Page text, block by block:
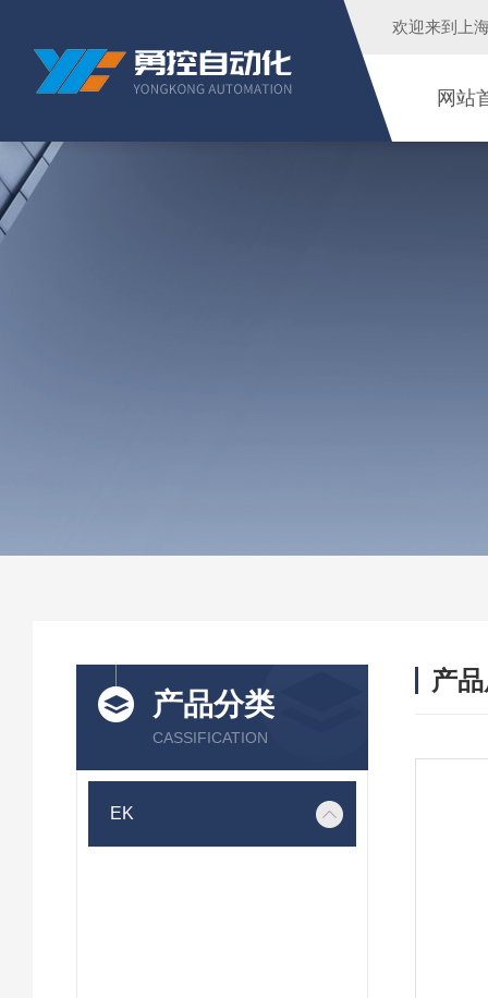
欢迎来到 上
网站
产品分类
CASSIFICATION
EK
产